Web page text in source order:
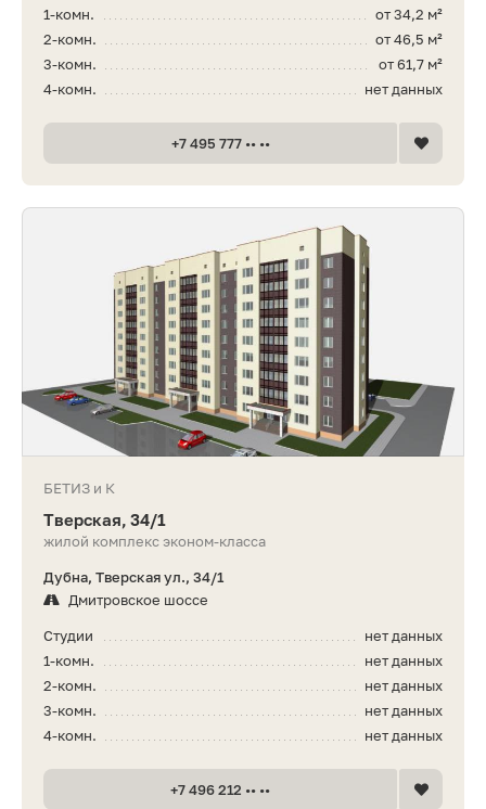
от 34,2 м²
1-комн.
от 46,5 м²
2-комн.
от 61,7 м²
3-комн.
нет данных
4-комн.
+7 495 777 •• ••
БЕТИЗ и К
Тверская, 34/1
жилой комплекс эконом-класса
Дубна, Тверская ул., 34/1
Дмитровское шоссе
нет данных
Студии
нет данных
1-комн.
нет данных
2-комн.
нет данных
3-комн.
нет данных
4-комн.
+7 496 212 •• ••